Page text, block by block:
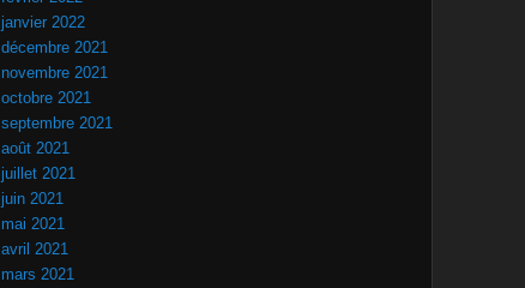
janvier 2022
décembre 2021
novembre 2021
octobre 2021
septembre 2021
août 2021
juillet 2021
juin 2021
mai 2021
avril 2021
mars 2021